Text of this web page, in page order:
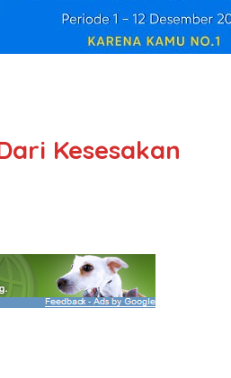
Kesesakan